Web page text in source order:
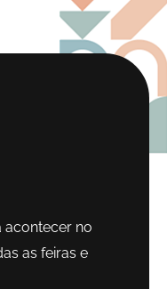
acontecer no
as feiras e